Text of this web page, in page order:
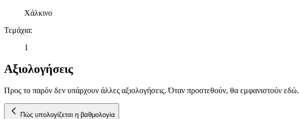
Χάλκινο
Τεμάχια:
1
Αξιολογήσεις
Προς το παρόν δεν υπάρχουν άλλες αξιολογήσεις. Όταν προστεθούν, θα εμφανιστούν εδώ.
Πώς υπολογίζεται η βαθμολογία